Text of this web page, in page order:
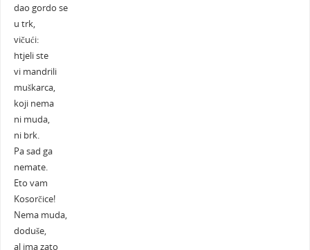
dao gordo se
u trk,
vičući:
htjeli ste
vi mandrili
muškarca,
koji nema
ni muda,
ni brk.
Pa sad ga
nemate.
Eto vam
Kosorčice!
Nema muda,
doduše,
al ima zato